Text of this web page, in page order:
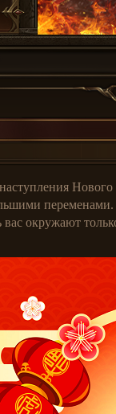
вас окружают